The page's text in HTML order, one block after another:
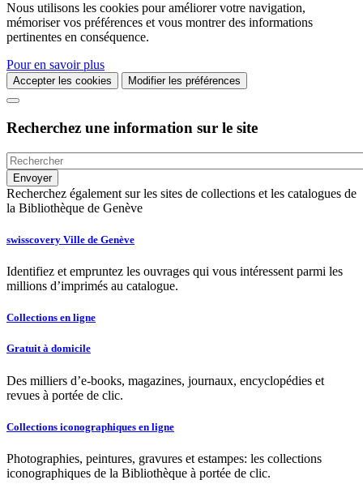
Nous utilisons les cookies pour améliorer votre navigation,
mémoriser vos préférences et vous montrer des informations
pertinentes en conséquence.
Pour en savoir plus
Accepter les cookies Modifier les préférences
Recherchez une information sur le site
Recherchez également sur les sites de collections et les catalogues de
la Bibliothèque de Genève
swisscovery Ville de Genève
Identifiez et empruntez les ouvrages qui vous intéressent parmi les
millions d’imprimés au catalogue.
Collections en ligne
Gratuit à domicile
Des milliers d’e-books, magazines, journaux, encyclopédies et
revues à portée de clic.
Collections iconographiques en ligne
Photographies, peintures, gravures et estampes: les collections
iconographiques de la Bibliothèque à portée de clic.